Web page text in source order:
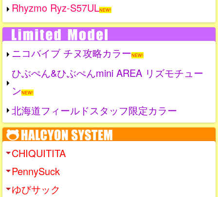
Rhyzmo Ryz-S57ULNEW!
ニコバイブ チヌ攻略カラーNEW!
ひぶぺん&ひぶぺんmini AREA リズモチュー
ンNEW!
北海道フィールドスタッフ限定カラー
CHIQUITITA
PennySuck
ゆびサック